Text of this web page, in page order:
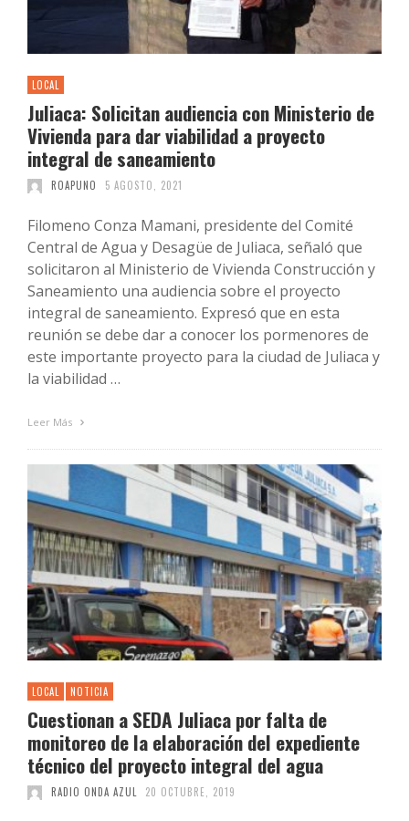
LOCAL
Juliaca: Solicitan audiencia con Ministerio de
Vivienda para dar viabilidad a proyecto
integral de saneamiento
ROAPUNO 5 AGOSTO, 2021
Filomeno Conza Mamani, presidente del Comité
Central de Agua y Desagüe de Juliaca, señaló que
solicitaron al Ministerio de Vivienda Construcción y
Saneamiento una audiencia sobre el proyecto
integral de saneamiento. Expresó que en esta
reunión se debe dar a conocer los pormenores de
este importante proyecto para la ciudad de Juliaca y
la viabilidad …
Leer Más
LOCAL NOTICIA
Cuestionan a SEDA Juliaca por falta de
monitoreo de la elaboración del expediente
técnico del proyecto integral del agua
RADIO ONDA AZUL 20 OCTUBRE, 2019